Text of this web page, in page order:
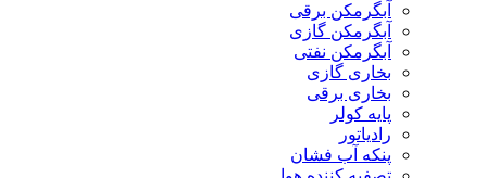
آبگرمکن برقی
آبگرمکن گازی
آبگرمکن نفتی
بخاری گازی
بخاری برقی
پایه کولر
رادیاتور
پنکه آب فشان